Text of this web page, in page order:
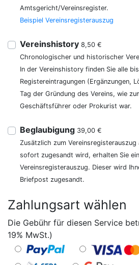
Amtsgericht/Vereinsregister.
Beispiel Vereinsregisterauszug
Vereinshistory 8,50 €
Chronologischer und historischer
In der Vereinshistory finden Sie alle
Registereintragungen (Ergänzungen,
Tag der Gründung des Vereins, wie
Geschäftsführer oder Prokurist war.
Beglaubigung 39,00 €
Zusätzlich zum Vereinsregisterauszug
sofort zugesandt wird, erhalten Sie
Vereinsregisterauszug. Dieser wird
Briefpost zugesandt.
Zahlungsart wählen
Die Gebühr für diesen Service
19% MwSt.)